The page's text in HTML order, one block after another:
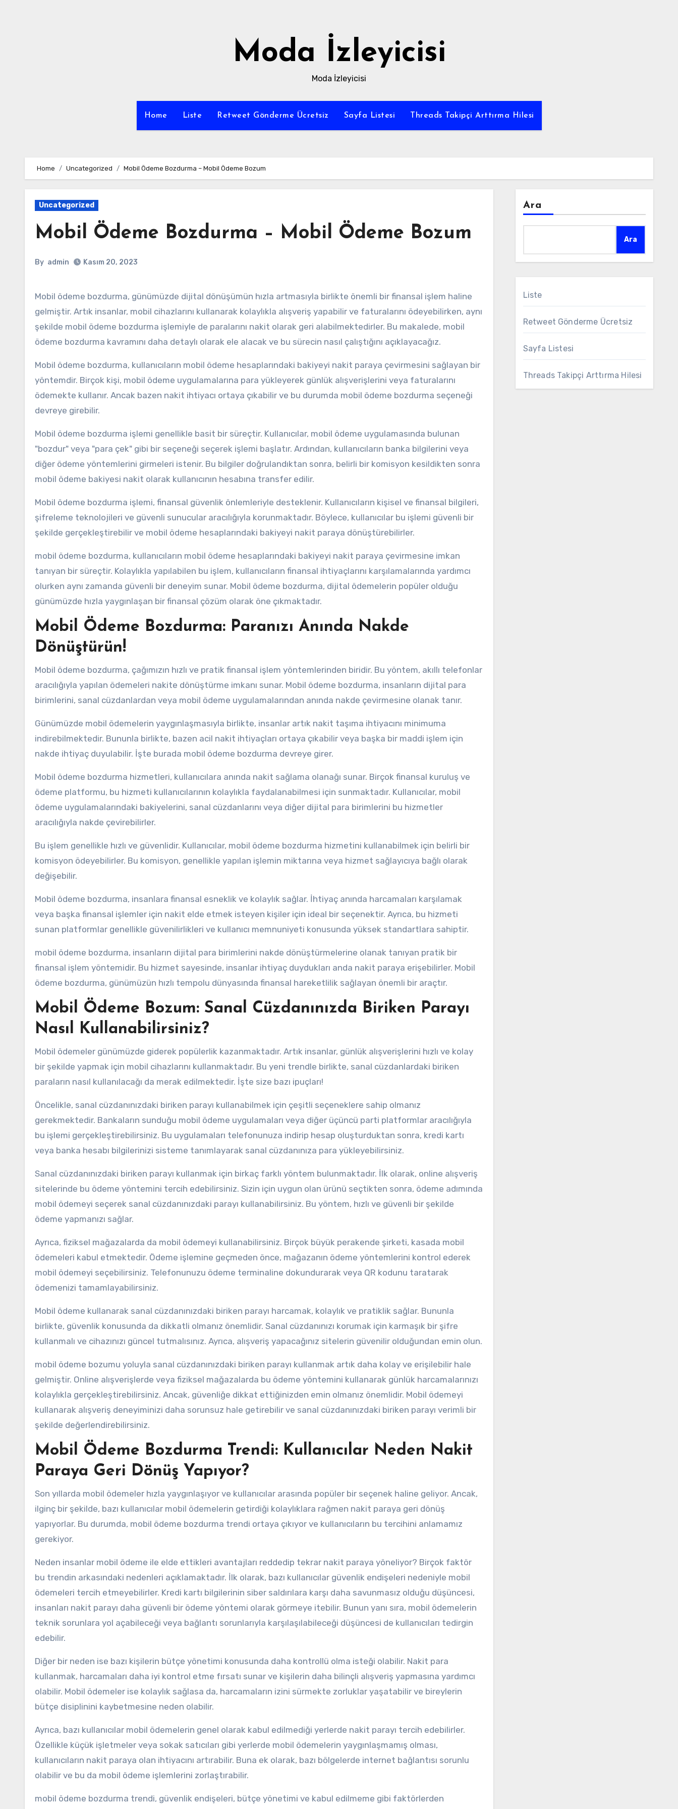
Moda İzleyicisi
Moda İzleyicisi
Home Liste Retweet Gönderme Ücretsiz Sayfa Listesi Threads Takipçi Arttırma Hilesi
Home Uncategorized Mobil Ödeme Bozdurma – Mobil Ödeme Bozum
Uncategorized
Mobil Ödeme Bozdurma – Mobil Ödeme Bozum
By admin Kasım 20, 2023
Mobil ödeme bozdurma, günümüzde dijital dönüşümün hızla artmasıyla birlikte önemli bir finansal işlem haline
gelmiştir. Artık insanlar, mobil cihazlarını kullanarak kolaylıkla alışveriş yapabilir ve faturalarını ödeyebilirken, aynı
şekilde mobil ödeme bozdurma işlemiyle de paralarını nakit olarak geri alabilmektedirler. Bu makalede, mobil
ödeme bozdurma kavramını daha detaylı olarak ele alacak ve bu sürecin nasıl çalıştığını açıklayacağız.
Mobil ödeme bozdurma, kullanıcıların mobil ödeme hesaplarındaki bakiyeyi nakit paraya çevirmesini sağlayan bir
yöntemdir. Birçok kişi, mobil ödeme uygulamalarına para yükleyerek günlük alışverişlerini veya faturalarını
ödemekte kullanır. Ancak bazen nakit ihtiyacı ortaya çıkabilir ve bu durumda mobil ödeme bozdurma seçeneği
devreye girebilir.
Mobil ödeme bozdurma işlemi genellikle basit bir süreçtir. Kullanıcılar, mobil ödeme uygulamasında bulunan
"bozdur" veya "para çek" gibi bir seçeneği seçerek işlemi başlatır. Ardından, kullanıcıların banka bilgilerini veya
diğer ödeme yöntemlerini girmeleri istenir. Bu bilgiler doğrulandıktan sonra, belirli bir komisyon kesildikten sonra
mobil ödeme bakiyesi nakit olarak kullanıcının hesabına transfer edilir.
Mobil ödeme bozdurma işlemi, finansal güvenlik önlemleriyle desteklenir. Kullanıcıların kişisel ve finansal bilgileri,
şifreleme teknolojileri ve güvenli sunucular aracılığıyla korunmaktadır. Böylece, kullanıcılar bu işlemi güvenli bir
şekilde gerçekleştirebilir ve mobil ödeme hesaplarındaki bakiyeyi nakit paraya dönüştürebilirler.
mobil ödeme bozdurma, kullanıcıların mobil ödeme hesaplarındaki bakiyeyi nakit paraya çevirmesine imkan
tanıyan bir süreçtir. Kolaylıkla yapılabilen bu işlem, kullanıcıların finansal ihtiyaçlarını karşılamalarında yardımcı
olurken aynı zamanda güvenli bir deneyim sunar. Mobil ödeme bozdurma, dijital ödemelerin popüler olduğu
günümüzde hızla yaygınlaşan bir finansal çözüm olarak öne çıkmaktadır.
Mobil Ödeme Bozdurma: Paranızı Anında Nakde
Dönüştürün!
Mobil ödeme bozdurma, çağımızın hızlı ve pratik finansal işlem yöntemlerinden biridir. Bu yöntem, akıllı telefonlar
aracılığıyla yapılan ödemeleri nakite dönüştürme imkanı sunar. Mobil ödeme bozdurma, insanların dijital para
birimlerini, sanal cüzdanlardan veya mobil ödeme uygulamalarından anında nakde çevirmesine olanak tanır.
Günümüzde mobil ödemelerin yaygınlaşmasıyla birlikte, insanlar artık nakit taşıma ihtiyacını minimuma
indirebilmektedir. Bununla birlikte, bazen acil nakit ihtiyaçları ortaya çıkabilir veya başka bir maddi işlem için
nakde ihtiyaç duyulabilir. İşte burada mobil ödeme bozdurma devreye girer.
Mobil ödeme bozdurma hizmetleri, kullanıcılara anında nakit sağlama olanağı sunar. Birçok finansal kuruluş ve
ödeme platformu, bu hizmeti kullanıcılarının kolaylıkla faydalanabilmesi için sunmaktadır. Kullanıcılar, mobil
ödeme uygulamalarındaki bakiyelerini, sanal cüzdanlarını veya diğer dijital para birimlerini bu hizmetler
aracılığıyla nakde çevirebilirler.
Bu işlem genellikle hızlı ve güvenlidir. Kullanıcılar, mobil ödeme bozdurma hizmetini kullanabilmek için belirli bir
komisyon ödeyebilirler. Bu komisyon, genellikle yapılan işlemin miktarına veya hizmet sağlayıcıya bağlı olarak
değişebilir.
Mobil ödeme bozdurma, insanlara finansal esneklik ve kolaylık sağlar. İhtiyaç anında harcamaları karşılamak
veya başka finansal işlemler için nakit elde etmek isteyen kişiler için ideal bir seçenektir. Ayrıca, bu hizmeti
sunan platformlar genellikle güvenilirlikleri ve kullanıcı memnuniyeti konusunda yüksek standartlara sahiptir.
mobil ödeme bozdurma, insanların dijital para birimlerini nakde dönüştürmelerine olanak tanıyan pratik bir
finansal işlem yöntemidir. Bu hizmet sayesinde, insanlar ihtiyaç duydukları anda nakit paraya erişebilirler. Mobil
ödeme bozdurma, günümüzün hızlı tempolu dünyasında finansal hareketlilik sağlayan önemli bir araçtır.
Mobil Ödeme Bozum: Sanal Cüzdanınızda Biriken Parayı
Nasıl Kullanabilirsiniz?
Mobil ödemeler günümüzde giderek popülerlik kazanmaktadır. Artık insanlar, günlük alışverişlerini hızlı ve kolay
bir şekilde yapmak için mobil cihazlarını kullanmaktadır. Bu yeni trendle birlikte, sanal cüzdanlardaki biriken
paraların nasıl kullanılacağı da merak edilmektedir. İşte size bazı ipuçları!
Öncelikle, sanal cüzdanınızdaki biriken parayı kullanabilmek için çeşitli seçeneklere sahip olmanız
gerekmektedir. Bankaların sunduğu mobil ödeme uygulamaları veya diğer üçüncü parti platformlar aracılığıyla
bu işlemi gerçekleştirebilirsiniz. Bu uygulamaları telefonunuza indirip hesap oluşturduktan sonra, kredi kartı
veya banka hesabı bilgilerinizi sisteme tanımlayarak sanal cüzdanınıza para yükleyebilirsiniz.
Sanal cüzdanınızdaki biriken parayı kullanmak için birkaç farklı yöntem bulunmaktadır. İlk olarak, online alışveriş
sitelerinde bu ödeme yöntemini tercih edebilirsiniz. Sizin için uygun olan ürünü seçtikten sonra, ödeme adımında
mobil ödemeyi seçerek sanal cüzdanınızdaki parayı kullanabilirsiniz. Bu yöntem, hızlı ve güvenli bir şekilde
ödeme yapmanızı sağlar.
Ayrıca, fiziksel mağazalarda da mobil ödemeyi kullanabilirsiniz. Birçok büyük perakende şirketi, kasada mobil
ödemeleri kabul etmektedir. Ödeme işlemine geçmeden önce, mağazanın ödeme yöntemlerini kontrol ederek
mobil ödemeyi seçebilirsiniz. Telefonunuzu ödeme terminaline dokundurarak veya QR kodunu taratarak
ödemenizi tamamlayabilirsiniz.
Mobil ödeme kullanarak sanal cüzdanınızdaki biriken parayı harcamak, kolaylık ve pratiklik sağlar. Bununla
birlikte, güvenlik konusunda da dikkatli olmanız önemlidir. Sanal cüzdanınızı korumak için karmaşık bir şifre
kullanmalı ve cihazınızı güncel tutmalısınız. Ayrıca, alışveriş yapacağınız sitelerin güvenilir olduğundan emin olun.
mobil ödeme bozumu yoluyla sanal cüzdanınızdaki biriken parayı kullanmak artık daha kolay ve erişilebilir hale
gelmiştir. Online alışverişlerde veya fiziksel mağazalarda bu ödeme yöntemini kullanarak günlük harcamalarınızı
kolaylıkla gerçekleştirebilirsiniz. Ancak, güvenliğe dikkat ettiğinizden emin olmanız önemlidir. Mobil ödemeyi
kullanarak alışveriş deneyiminizi daha sorunsuz hale getirebilir ve sanal cüzdanınızdaki biriken parayı verimli bir
şekilde değerlendirebilirsiniz.
Mobil Ödeme Bozdurma Trendi: Kullanıcılar Neden Nakit
Paraya Geri Dönüş Yapıyor?
Son yıllarda mobil ödemeler hızla yaygınlaşıyor ve kullanıcılar arasında popüler bir seçenek haline geliyor. Ancak,
ilginç bir şekilde, bazı kullanıcılar mobil ödemelerin getirdiği kolaylıklara rağmen nakit paraya geri dönüş
yapıyorlar. Bu durumda, mobil ödeme bozdurma trendi ortaya çıkıyor ve kullanıcıların bu tercihini anlamamız
gerekiyor.
Neden insanlar mobil ödeme ile elde ettikleri avantajları reddedip tekrar nakit paraya yöneliyor? Birçok faktör
bu trendin arkasındaki nedenleri açıklamaktadır. İlk olarak, bazı kullanıcılar güvenlik endişeleri nedeniyle mobil
ödemeleri tercih etmeyebilirler. Kredi kartı bilgilerinin siber saldırılara karşı daha savunmasız olduğu düşüncesi,
insanları nakit parayı daha güvenli bir ödeme yöntemi olarak görmeye itebilir. Bunun yanı sıra, mobil ödemelerin
teknik sorunlara yol açabileceği veya bağlantı sorunlarıyla karşılaşılabileceği düşüncesi de kullanıcıları tedirgin
edebilir.
Diğer bir neden ise bazı kişilerin bütçe yönetimi konusunda daha kontrollü olma isteği olabilir. Nakit para
kullanmak, harcamaları daha iyi kontrol etme fırsatı sunar ve kişilerin daha bilinçli alışveriş yapmasına yardımcı
olabilir. Mobil ödemeler ise kolaylık sağlasa da, harcamaların izini sürmekte zorluklar yaşatabilir ve bireylerin
bütçe disiplinini kaybetmesine neden olabilir.
Ayrıca, bazı kullanıcılar mobil ödemelerin genel olarak kabul edilmediği yerlerde nakit parayı tercih edebilirler.
Özellikle küçük işletmeler veya sokak satıcıları gibi yerlerde mobil ödemelerin yaygınlaşmamış olması,
kullanıcıların nakit paraya olan ihtiyacını artırabilir. Buna ek olarak, bazı bölgelerde internet bağlantısı sorunlu
olabilir ve bu da mobil ödeme işlemlerini zorlaştırabilir.
mobil ödeme bozdurma trendi, güvenlik endişeleri, bütçe yönetimi ve kabul edilmeme gibi faktörlerden
Ara
Ara
Liste
Retweet Gönderme Ücretsiz
Sayfa Listesi
Threads Takipçi Arttırma Hilesi